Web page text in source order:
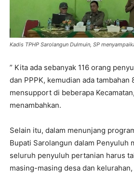
Kadis TPHP Sarolangun Dulmuin, SP
” Kita ada sebanyak 116 orang
dan PPPK, kemudian ada tambahan
mensupport di beberapa
menambahkan.
Selain itu, dalam menunjang
Bupati Sarolangun dalam Penyuluh
seluruh penyuluh pertanian harus
masing-masing desa dan